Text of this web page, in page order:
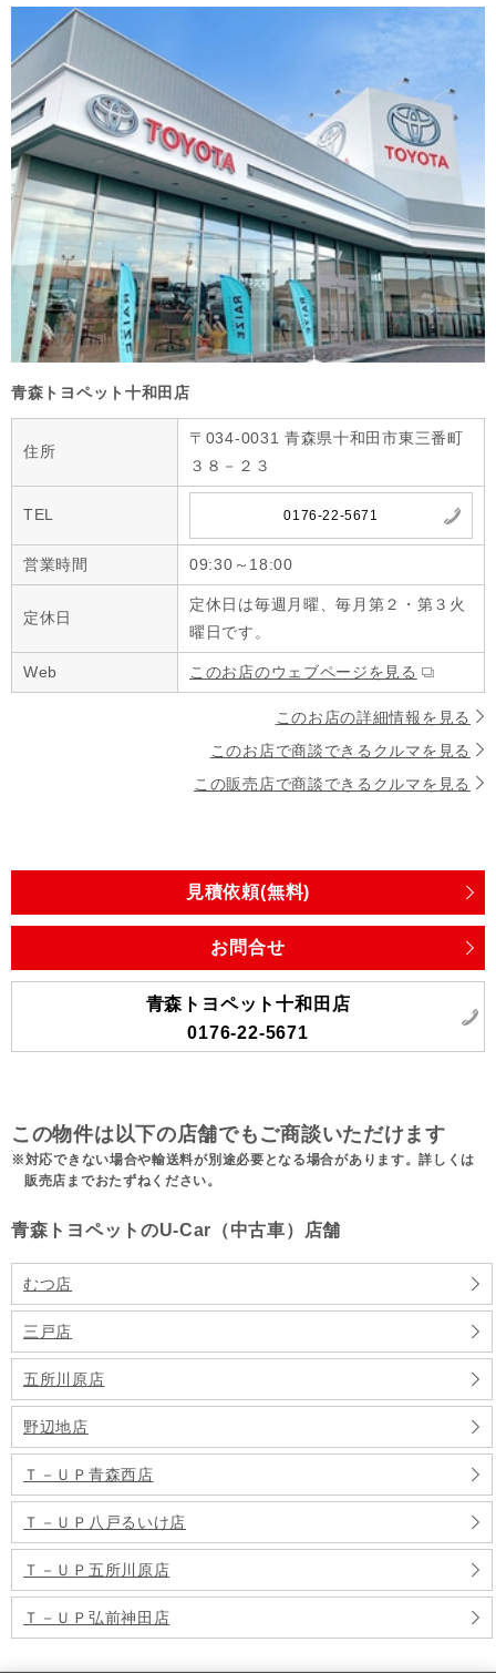
青森トヨペット十和田店
住所
〒034-0031 青森県十和田市東三番町
３８－２３
TEL 0176-22-5671
営業時間 09:30～18:00
定休日
定休日は毎週月曜、毎月第２・第３火
曜日です。
Web このお店のウェブページを見る
このお店の詳細情報を見る
このお店で商談できるクルマを見る
この販売店で商談できるクルマを見る
見積依頼(無料)
お問合せ
青森トヨペット十和田店
0176-22-5671
この物件は以下の店舗でもご商談いただけます
対応できない場合や輸送料が別途必要となる場合があります。詳しくは
販売店までおたずねください。
青森トヨペットのU-Car（中古車）店舗
むつ店
三戸店
五所川原店
野辺地店
Ｔ－ＵＰ青森西店
Ｔ－ＵＰ八戸るいけ店
Ｔ－ＵＰ五所川原店
Ｔ－ＵＰ弘前神田店